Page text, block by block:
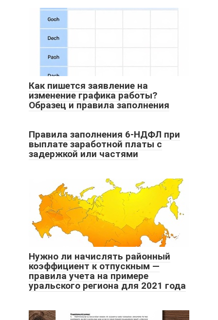
Как пишется заявление на
изменение графика работы?
Образец и правила заполнения
Правила заполнения 6-НДФЛ при
выплате заработной платы с
задержкой или частями
Нужно ли начислять районный
коэффициент к отпускным —
правила учета на примере
уральского региона для 2021 года